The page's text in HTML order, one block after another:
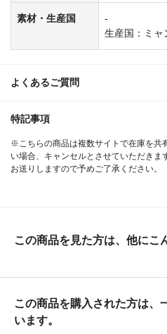
素材・生産国
-
生産国：ミャ
よくあるご質問
特記事項
※こちらの商品は複数サイトで在庫を共
い場合、キャンセルとさせていただきま
お送りしますので予めご了承ください。
この商品を見た方は、他にこ
この商品を購入された方は、
います。